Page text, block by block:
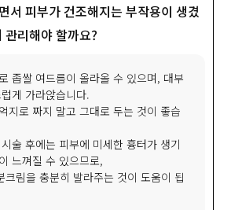
서 피부가 건조해지는 부작용이 생겼
관리해야 할까요?
좁쌀 여드름이 올라올 수 있으며, 대부
게 가라앉습니다.
지로 짜지 말고 그대로 두는 것이 좋습
술 후에는 피부에 미세한 흉터가 생기
느껴질 수 있으므로,
크림을 충분히 발라주는 것이 도움이 됩